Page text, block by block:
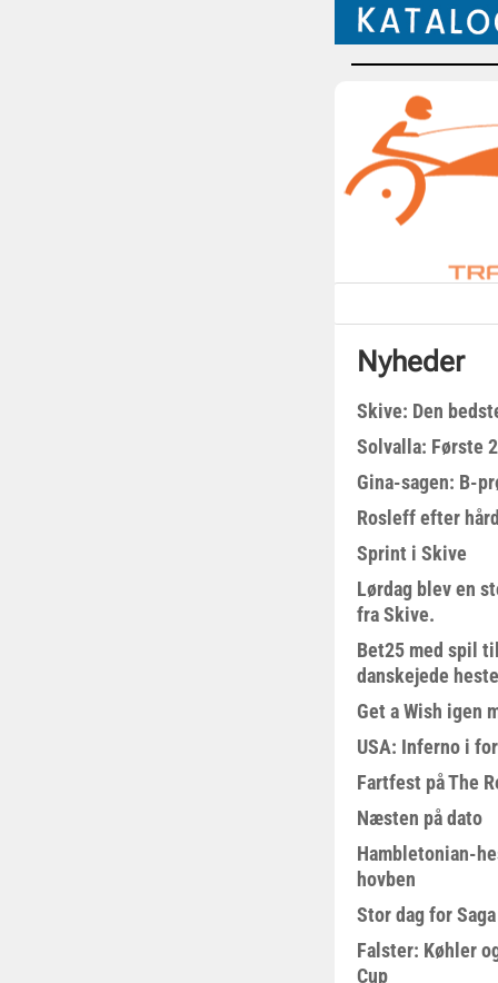
Nyheder
Skive: Den
Solvalla: Første
Gina-sagen: B-
Rosleff efter
Sprint i Skive
Lørdag blev en
fra Skive.
Bet25 med spil
danskejede
Get a Wish igen
USA: Inferno i
Fartfest på The
Næsten på dato
Hambletonian-
hovben
Stor dag for
Falster: Køhler
Cup